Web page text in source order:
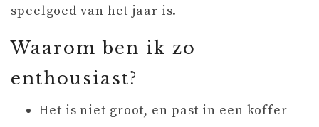
speelgoed van het jaar is.
Waarom ben ik zo
enthousiast?
Het is niet groot, en past in een koffer